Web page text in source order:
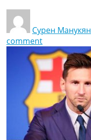
Сурен Манукян
comment